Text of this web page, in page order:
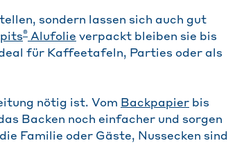
sondern lassen sich auch gut
® Alufolie verpackt bleiben sie bis
für Kaffeetafeln, Parties oder als
nötig ist. Vom Backpapier bis
Backen noch einfacher und sorgen
Familie oder Gäste, Nussecken sind